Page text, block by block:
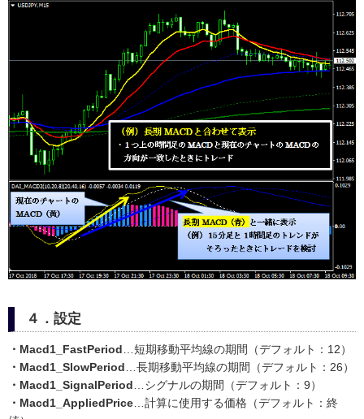
４．設定
・Macd1_FastPeriod …短期移動平均線の期間（デフォルト：12）
・Macd1_SlowPeriod …長期移動平均線の期間（デフォルト：26）
・Macd1_SignalPeriod …シグナルの期間（デフォルト：9）
・Macd1_AppliedPrice …計算に使用する価格（デフォルト：終